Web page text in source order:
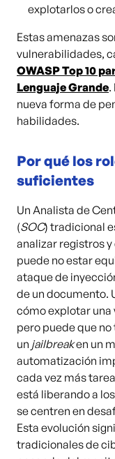
explotarlos o
Estas amenazas
vulnerabilidades,
OWASP Top 10
Lenguaje Grande.
nueva forma de
habilidades.
Por qué los
suficientes
Un Analista de
(SOC) tradicional
analizar registros
puede no estar
ataque de
de un documento.
cómo explotar una
pero puede que
un jailbreaken un
automatización
cada vez más
está liberando a
se centren en
Esta evolución
tradicionales de